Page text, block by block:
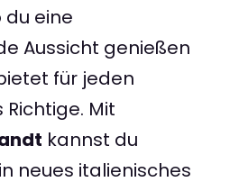
du eine
Aussicht genießen
für jeden
Mit
kannst du
neues italienisches